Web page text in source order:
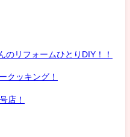
のリフォームひとりDIY！！
クッキング！
店！